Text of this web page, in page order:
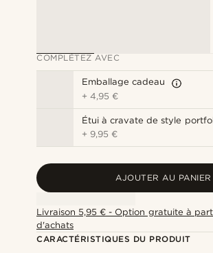
COMPLÉTEZ AVEC
Emballage cadeau
+4,95 €
Étui à cravate de style
+ 9,95 €
AJOUTER AU PANIER
Livraison 5,95 € - Option gratuite à
d'achats
CARACTÉRISTIQUES DU PRODUIT